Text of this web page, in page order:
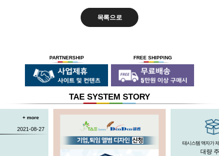
목록으로
PARTNERSHIP FREE SHIPPING
TAE SYSTEM STORY
+ more
2021-08-27
태시스템 액자가
대량